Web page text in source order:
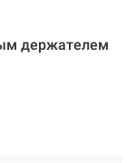
держателем